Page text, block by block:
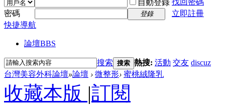
自動登錄
密碼
登錄
立即註冊
快捷導航
論壇BBS
搜索 搜索 熱搜: 活動 交友 discuz
台灣美容外科論壇»論壇 › 微整形› 蜜桃絨隆乳
收藏本版 |訂閱